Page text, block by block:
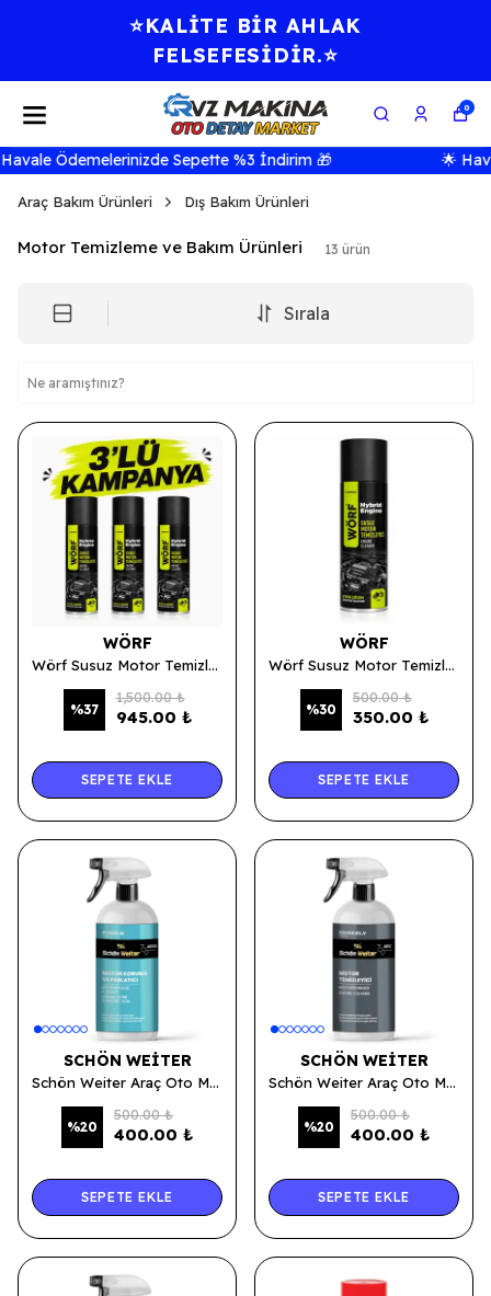
⭐KALİTE BİR AHLAK
FELSEFESİDİR.⭐
0
Ödemelerinizde Sepette %3 İndirim 🎁 🌟
Araç Bakım Ürünleri Dış Bakım Ürünleri
Motor Temizleme ve Bakım Ürünleri 13 ürün
Sırala
WÖRF
Wörf Susuz Motor Temizleyici Aerosol Sprey 500 ML - 3’lü Avantaj Paketi
%37
1,500.00 ₺
945.00 ₺
SEPETE EKLE
WÖRF
Wörf Susuz Motor Temizleyici Aerosol Sprey 500 ml
%30
500.00 ₺
350.00 ₺
SEPETE EKLE
SCHÖN WEITER
Schön Weiter Araç Oto Motor Koruma ve Parlatıcı Sprey 500ml (Eagle)
%20
500.00 ₺
400.00 ₺
SEPETE EKLE
SCHÖN WEITER
Schön Weiter Araç Oto Motor Temizleyici Sprey 500ml (Grızzly)
%20
500.00 ₺
400.00 ₺
SEPETE EKLE